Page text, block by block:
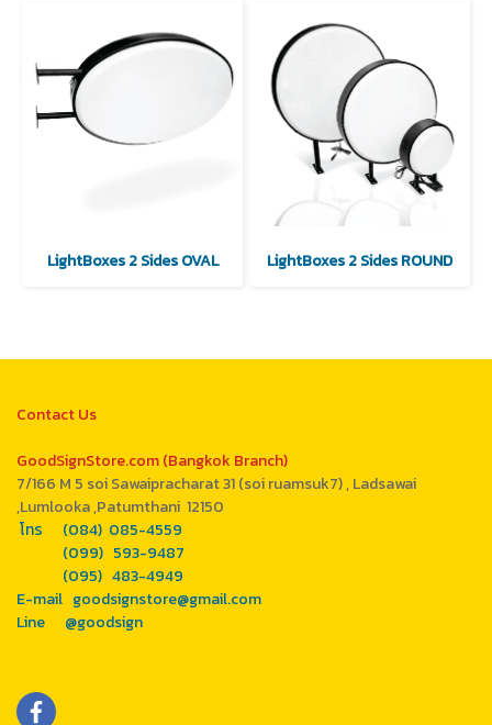
LightBoxes 2 Sides OVAL LightBoxes 2 Sides ROUND
Contact Us
GoodSignStore.com (Bangkok Branch)
7/166 M 5 soi Sawaipracharat 31 (soi ruamsuk7) , Ladsawai
,Lumlooka ,Patumthani 12150
โทร (084) 085-4559
(099) 593-9487
(095) 483-4949
E-mail goodsignstore@gmail.com
Line @goodsign